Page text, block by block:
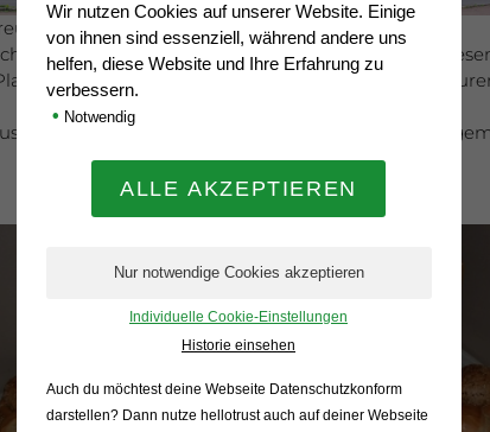
allen für euer herausragendes Engagement in
oder der Betreuung unserer Teams. Ohne
mit eurer Begleitung, herzlich zu einem
Wir nutzen Cookies auf unserer Website. Einige
von ihnen sind essenziell, während andere uns
helfen, diese Website und Ihre Erfahrung zu
verbessern.
• Notwendig
Individuelle Cookie-Einstellungen
Historie einsehen
Auch du möchtest deine Webseite Datenschutzkonform
darstellen? Dann nutze hellotrust auch auf deiner Webseite